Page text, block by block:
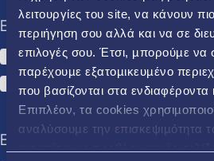
λειτουργίες του site, να κάνουν
περιήγηση σου αλλά και να σε
επιλογές σου. Έτσι, µπορούµε να
παρέχουµε εξατοµικευµένο
που βασίζονται στα ενδιαφέροντα
Επιπλέον, τα cookies
αναλύσουµε την επισκεψιµότητα
Ενδιαφέρομαι για:
Ρεύμα
Φυσικό Αέριο
ΗΡΩΝ ΕΝ.Α
Είμαι: